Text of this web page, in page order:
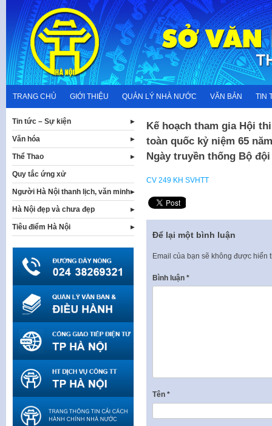
content
TRANG CHỦ GIỚI THIỆU QUẢN LÝ NHÀ NƯỚC VĂN BẢN TIN
Kế hoạch tham gia Hội
toàn quốc kỷ niệm 65
Ngày truyền thống Bộ
CV 249 KH SVHTT
Để lại một bình luận
Email của bạn sẽ không được hiển
Bình luận *
Tên *
Tin tức – Sự kiện
Văn hóa
Thể Thao
Quy tắc ứng xử
Người Hà Nội thanh lịch, văn minh
Hà Nội đẹp và chưa đẹp
Tiêu điểm Hà Nội